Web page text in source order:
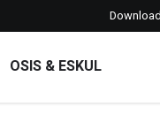
Download
OSIS & ESKUL